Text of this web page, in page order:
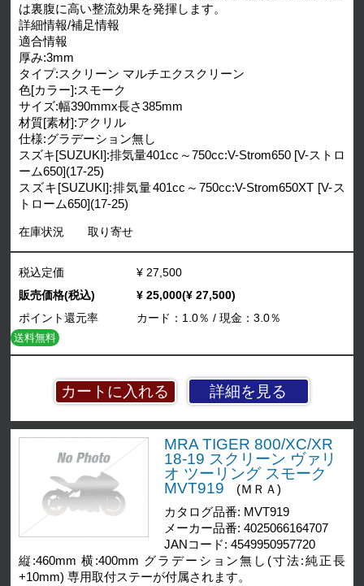
は裏腹に高い整流効果を発揮します。
詳細情報/補足情報
適合情報
厚み:3mm
タイプ:スクリーン マルチエクスクリーン
色[カラー]:スモーク
サイズ:幅390mmx長さ385mm
材質[素材]:アクリル
仕様:グラデーション無し
スズキ[SUZUKI]:排気量401cc～750cc:V-Strom650 [V-ストロ
ーム650](17-25)
スズキ[SUZUKI]:排気量401cc～750cc:V-Strom650XT [V-ス
トローム650](17-25)
在庫状況 取り寄せ
詳細を見る
税込定価
¥ 27,500
販売価格(税込)
¥ 25,000(¥ 27,500)
ポイント還元率
カード：1.0％ / 現金：3.0％
送料無料
MRA TIGER 800/XC/XR
18-19 スクリーン ヴァリ
オ ツーリング スモーク
MVT919
(ＭＲＡ)
カタログ品番: MVT919
メーカー品番: 4025066164707
JANコード: 4549950957720
縦:460mm 横:400mm グラデーション無し(寸法:純正長
+10mm) 専用取付ステーが付属されます。